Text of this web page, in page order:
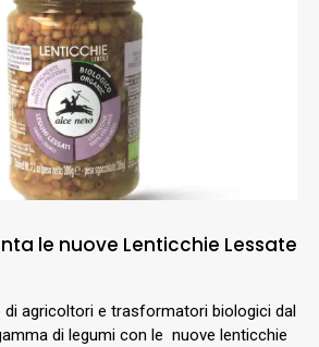
le nuove Lenticchie Lessate
di agricoltori e trasformatori biologici dal
di legumi con le nuove lenticchie